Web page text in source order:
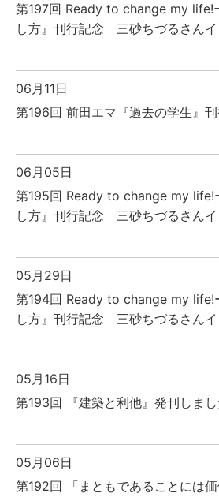
第197回 Ready to change my life!
し方』刊行記念 三砂ちづるさんイ
06月11日
第196回 前田エマ『過去の学生』
06月05日
第195回 Ready to change my life!
し方』刊行記念 三砂ちづるさんイ
05月29日
第194回 Ready to change my life!
し方』刊行記念 三砂ちづるさんイ
05月16日
第193回 『建築と利他』発刊しまし
05月06日
第192回 「まともであることには